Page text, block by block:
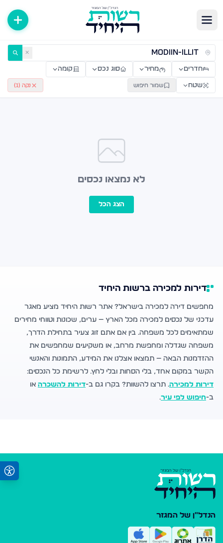
דירות למכירה ולהשכרה — רשות היחיד ✕
חדרים מחיר סוג נכס קומה
שטח שמור חיפוש נקה ( 1
)
לא נמצאו נכסים
הצג הכל
דירות למכירה ברשות היחיד
מחפשים דירה למכירה בישראל? אתר רשות היחיד מציע מאגר
עדכני של נכסים למכירה מכל הארץ — ערים, שכונות וטווחי מחירים
שמתאימים לכל משפחה. בין אם אתם זוג צעיר בתחילת הדרך,
משפחה שגדלה ומחפשת מרחב, או משקיעים שמחפשים את
ההזדמנות הבאה — תמצאו אצלנו את המידע, התמונות והאנשי
הקשר במקום אחד, בלי הסחות ובלי לחץ. לרשימת כל הנכסים:
דירות למכירה. תרצו להשוות? בקרו גם ב-דירות להשכרה או
ב-חיפוש לפי עיר.
הנדל"ן של המגזר